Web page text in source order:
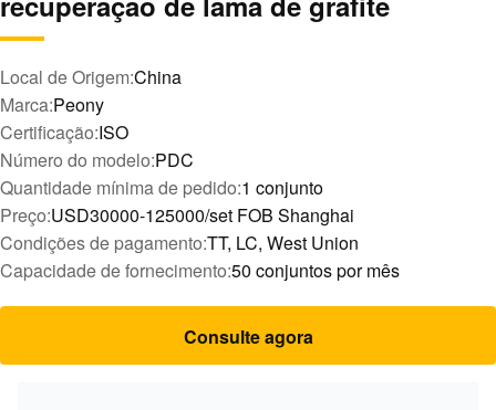
Local de Origem:China
Marca:Peony
Certificação:ISO
Número do modelo:PDC
Quantidade mínima de pedido:1 conjunto
Preço:USD30000-125000/set FOB Shanghai
Condições de pagamento:TT, LC, West Union
Capacidade de fornecimento:50 conjuntos por mês
Consulte agora